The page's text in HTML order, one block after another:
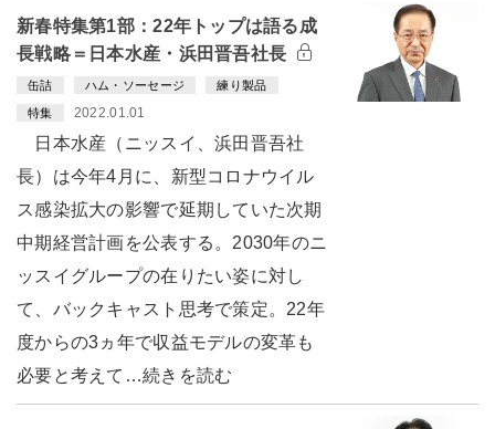
新春特集第1部：22年トップは語る成
長戦略＝日本水産・浜田晋吾社長
缶詰 ハム・ソーセージ 練り製品
特集 2022.01.01
日本水産（ニッスイ、浜田晋吾社
長）は今年4月に、新型コロナウイル
ス感染拡大の影響で延期していた次期
中期経営計画を公表する。2030年のニ
ッスイグループの在りたい姿に対し
て、バックキャスト思考で策定。22年
度からの3ヵ年で収益モデルの変革も
必要と考えて…続きを読む